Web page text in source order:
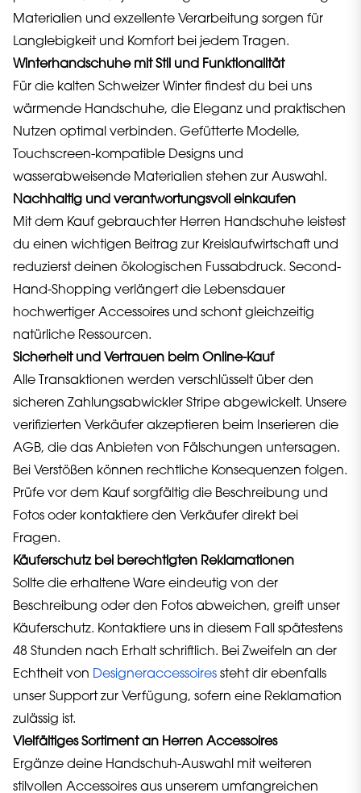
Materialien und exzellente Verarbeitung sorgen für
Langlebigkeit und Komfort bei jedem Tragen.
Winterhandschuhe mit Stil und Funktionalität
Für die kalten Schweizer Winter findest du bei uns
wärmende Handschuhe, die Eleganz und praktischen
Nutzen optimal verbinden. Gefütterte Modelle,
Touchscreen-kompatible Designs und
wasserabweisende Materialien stehen zur Auswahl.
Nachhaltig und verantwortungsvoll einkaufen
Mit dem Kauf gebrauchter Herren Handschuhe leistest
du einen wichtigen Beitrag zur Kreislaufwirtschaft und
reduzierst deinen ökologischen Fussabdruck. Second-
Hand-Shopping verlängert die Lebensdauer
hochwertiger Accessoires und schont gleichzeitig
natürliche Ressourcen.
Sicherheit und Vertrauen beim Online-Kauf
Alle Transaktionen werden verschlüsselt über den
sicheren Zahlungsabwickler Stripe abgewickelt. Unsere
verifizierten Verkäufer akzeptieren beim Inserieren die
AGB, die das Anbieten von Fälschungen untersagen.
Bei Verstößen können rechtliche Konsequenzen folgen.
Prüfe vor dem Kauf sorgfältig die Beschreibung und
Fotos oder kontaktiere den Verkäufer direkt bei
Fragen.
Käuferschutz bei berechtigten Reklamationen
Sollte die erhaltene Ware eindeutig von der
Beschreibung oder den Fotos abweichen, greift unser
Käuferschutz. Kontaktiere uns in diesem Fall spätestens
48 Stunden nach Erhalt schriftlich. Bei Zweifeln an der
Echtheit von Designeraccessoires steht dir ebenfalls
unser Support zur Verfügung, sofern eine Reklamation
zulässig ist.
Vielfältiges Sortiment an Herren Accessoires
Ergänze deine Handschuh-Auswahl mit weiteren
stilvollen Accessoires aus unserem umfangreichen